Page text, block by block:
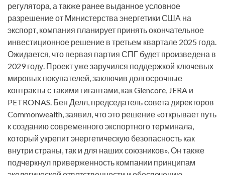
регулятора, а также ранее выданное условное
разрешение от Министерства энергетики США на
экспорт, компания планирует принять окончательное
инвестиционное решение в третьем квартале 2025 года.
Ожидается, что первая партия СПГ будет произведена в
2029 году. Проект уже заручился поддержкой ключевых
мировых покупателей, заключив долгосрочные
контракты с такими гигантами, как Glencore, JERA и
PETRONAS. Бен Делл, председатель совета директоров
Commonwealth, заявил, что это решение «открывает путь
к созданию современного экспортного терминала,
который укрепит энергетическую безопасность как
внутри страны, так и для наших союзников». Он также
подчеркнул приверженность компании принципам